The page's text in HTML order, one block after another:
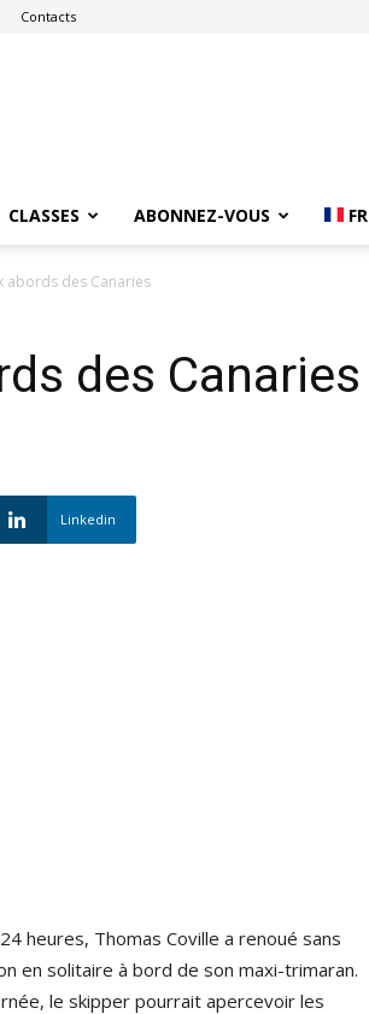
Contacts
CLASSES ABONNEZ-VOUS FR
abords des Canaries
des Canaries
Linkedin
heures, Thomas Coville a renoué sans
en solitaire à bord de son maxi-trimaran.
le skipper pourrait apercevoir les